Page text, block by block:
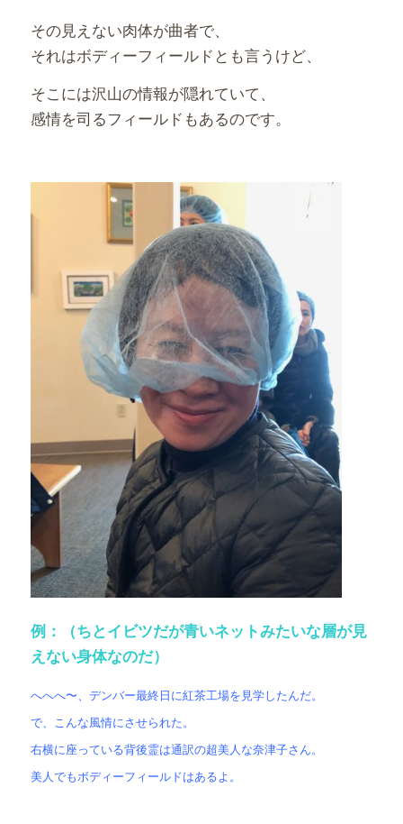
その見えない肉体が曲者で、
それはボディーフィールドとも言うけど、
そこには沢山の情報が隠れていて、
感情を司るフィールドもあるのです。
例：（ちとイビツだが青いネットみたいな層が見
えない身体なのだ）
へへへ〜、デンバー最終日に紅茶工場を見学したんだ。
で、こんな風情にさせられた。
右横に座っている背後霊は通訳の超美人な奈津子さん。
美人でもボディーフィールドはあるよ。